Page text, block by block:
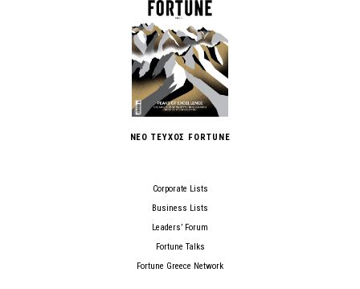
ΝΕΟ ΤΕΥΧΟΣ FORTUNE
Corporate Lists
Business Lists
Leaders’ Forum
Fortune Talks
Fortune Greece Network